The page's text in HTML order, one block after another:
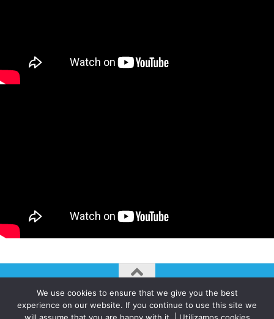
AUTOGIRO/el giro del arte actual © JAVIER MARTINEZ 2026. All
Rights Reserved.
We use cookies to ensure that we give you the best
experience on our website. If you continue to use this site we